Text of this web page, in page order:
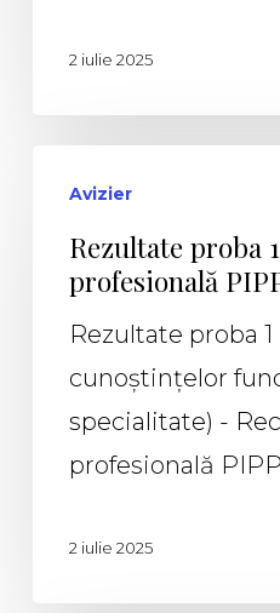
2 iulie 2025
Avizier
Rezultate proba
profesională
Rezultate proba 1
cunoștințelor
specialitate) -
profesională
2 iulie 2025